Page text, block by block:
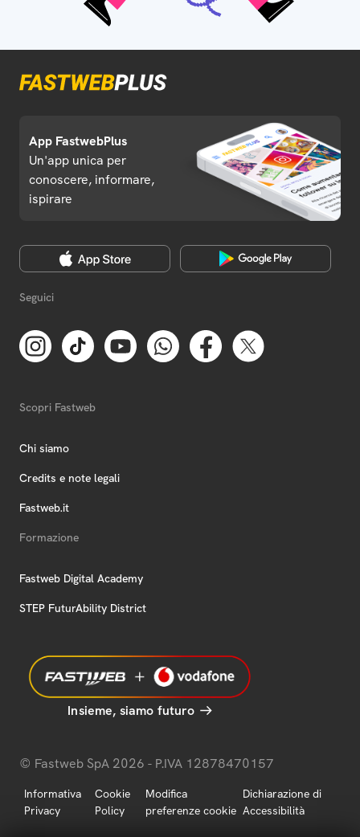
App FastwebPlus
Un'app unica per
conoscere, informare,
ispirare
Seguici
Scopri Fastweb
Chi siamo
Credits e note legali
Fastweb.it
Formazione
Fastweb Digital Academy
STEP FuturAbility District
Insieme, siamo futuro
© Fastweb SpA 2026 - P.IVA 12878470157
Informativa
Privacy
Cookie
Policy
Modifica
preferenze cookie
Dichiarazione di
Accessibilità